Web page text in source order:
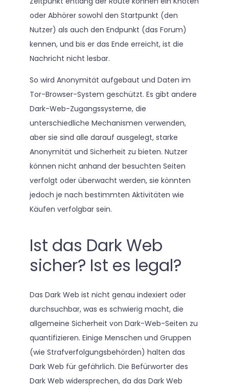
oder Abhörer sowohl den Startpunkt (den
Nutzer) als auch den Endpunkt (das Forum)
kennen, und bis er das Ende erreicht, ist die
Nachricht nicht lesbar.
So wird Anonymität aufgebaut und Daten im
Tor-Browser-System geschützt. Es gibt andere
Dark-Web-Zugangssysteme, die
unterschiedliche Mechanismen verwenden,
aber sie sind alle darauf ausgelegt, starke
Anonymität und Sicherheit zu bieten. Nutzer
können nicht anhand der besuchten Seiten
verfolgt oder überwacht werden, sie könnten
jedoch je nach bestimmten Aktivitäten wie
Käufen verfolgbar sein.
Ist das Dark Web
sicher? Ist es legal?
Das Dark Web ist nicht genau indexiert oder
durchsuchbar, was es schwierig macht, die
allgemeine Sicherheit von Dark-Web-Seiten zu
quantifizieren. Einige Menschen und Gruppen
(wie Strafverfolgungsbehörden) halten das
Dark Web für gefährlich. Die Befürworter des
Dark Web widersprechen, da das Dark Web